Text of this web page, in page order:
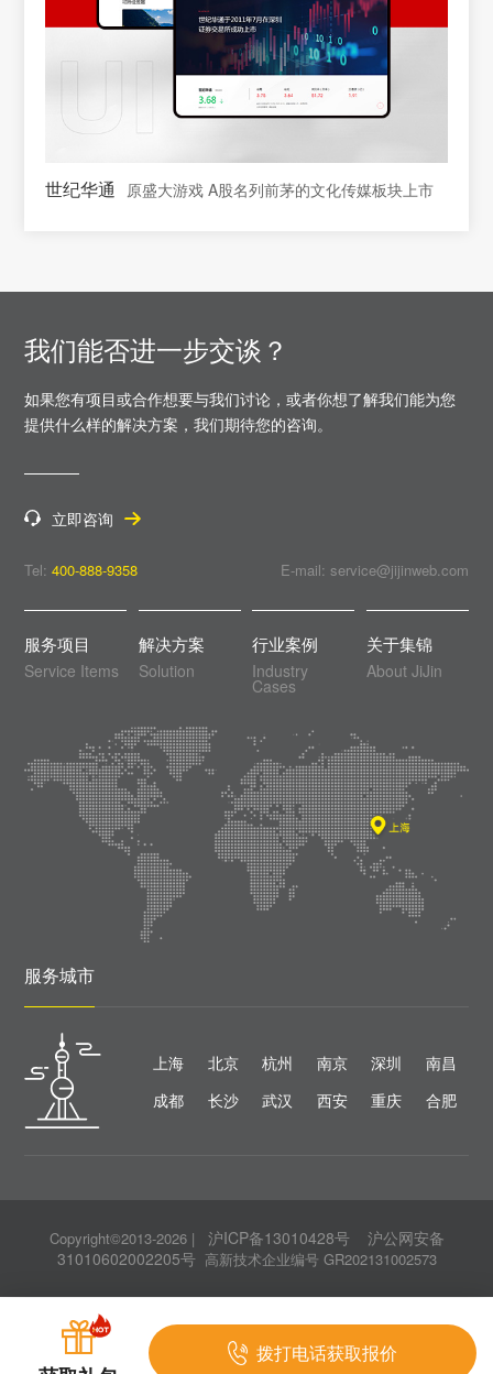
世纪华通 原盛大游戏 A股名列前茅的文化传媒板块上市
我们能否进一步交谈？
如果您有项目或合作想要与我们讨论，或者你想了解我们能为您
提供什么样的解决方案，我们期待您的咨询。
立即咨询
Tel:400-888-9358 E-mail: service@jijinweb.com
服务项目
Service Items
解决方案
Solution
行业案例
Industry
Cases
关于集锦
About JiJin
服务城市
上海 北京 杭州 南京 深圳
南昌
成都
长沙 武汉 西安 重庆 合肥
Copyright©2013-2026 | 沪ICP备13010428号
沪公网安备
31010602002205号 高新技术企业编号 GR202131002573
拨打电话获取报价